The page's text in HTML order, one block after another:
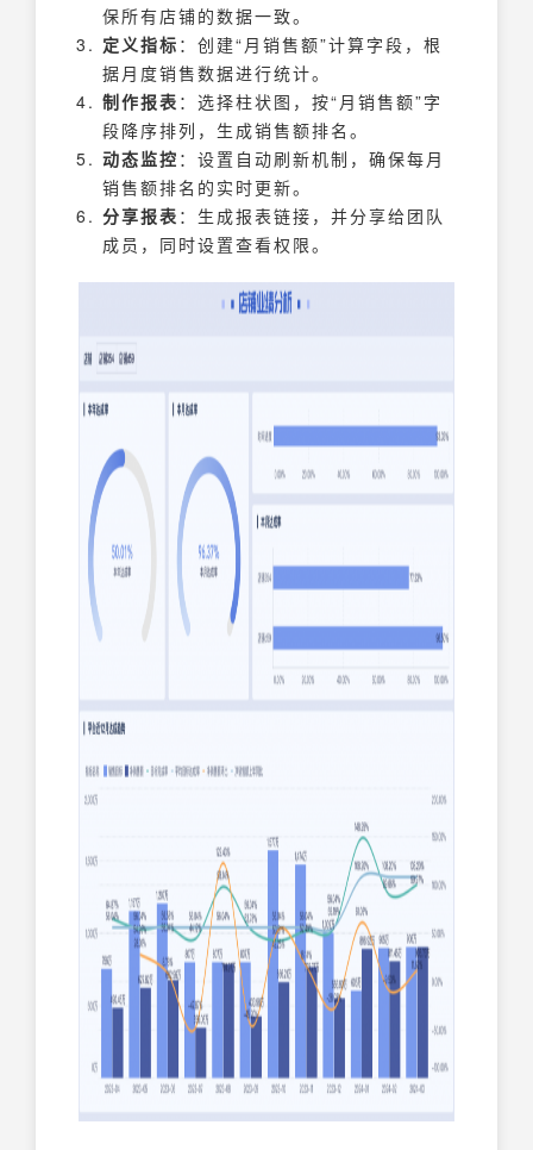
保所有店铺的数据一致。
定义指标 ：创建“月销售额”计算字段，根
据月度销售数据进行统计。
制作报表 ：选择柱状图，按“月销售额”字
段降序排列，生成销售额排名。
动态监控 ：设置自动刷新机制，确保每月
销售额排名的实时更新。
分享报表 ：生成报表链接，并分享给团队
成员，同时设置查看权限。